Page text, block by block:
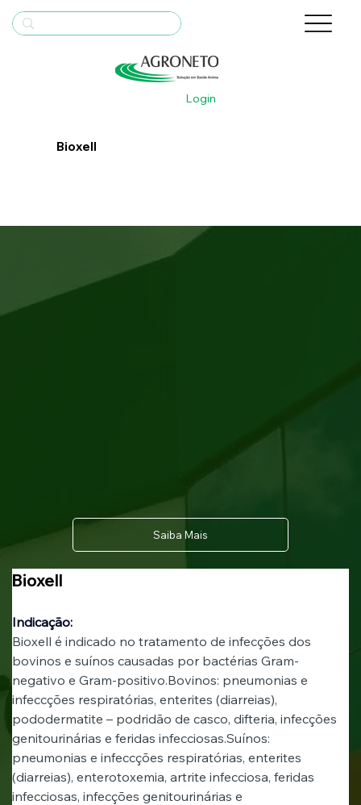
Login
Bioxell
Bioxell
Indicação:
Bioxell é indicado no tratamento de infecções dos
bovinos e suínos causadas por bactérias Gram-
negativo e Gram-positivo.Bovinos: pneumonias e
infeccções respiratórias, enterites (diarreias),
pododermatite – podridão de casco, difteria, infecções
genitourinárias e feridas infecciosas.Suínos:
pneumonias e infeccções respiratórias, enterites
(diarreias), enterotoxemia, artrite infecciosa, feridas
infecciosas, infecções genitourinárias e
Saiba Mais